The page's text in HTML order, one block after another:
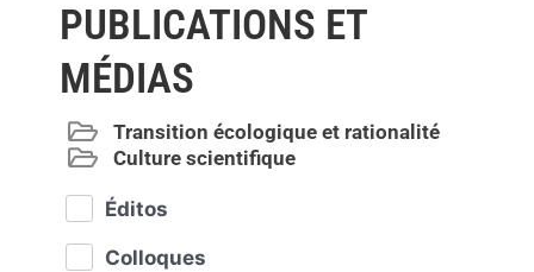
PUBLICATIONS ET
MÉDIAS
Transition écologique et rationalité
Culture scientifique
Éditos
Colloques